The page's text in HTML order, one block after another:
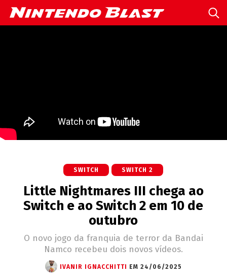
SWITCH SWITCH 2
Little Nightmares III chega ao
Switch e ao Switch 2 em 10 de
outubro
O novo jogo da franquia de terror da Bandai
Namco recebeu dois novos vídeos.
IVANIR IGNACCHITTI EM 24/06/2025